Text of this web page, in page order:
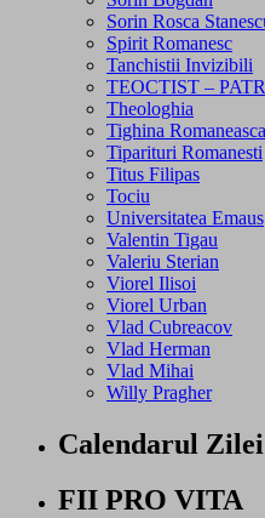
Sorin Rosca
Spirit Romanesc
Tanchistii Invizibili
TEOCTIST –
Theologhia
Tighina Romaneasca
Tiparituri Romanesti
Titus Filipas
Tociu
Universitatea Emaus
Valentin Tigau
Valeriu Sterian
Viorel Ilisoi
Viorel Urban
Vlad Cubreacov
Vlad Herman
Vlad Mihai
Willy Pragher
Calendarul Zilei
FII PRO VITA